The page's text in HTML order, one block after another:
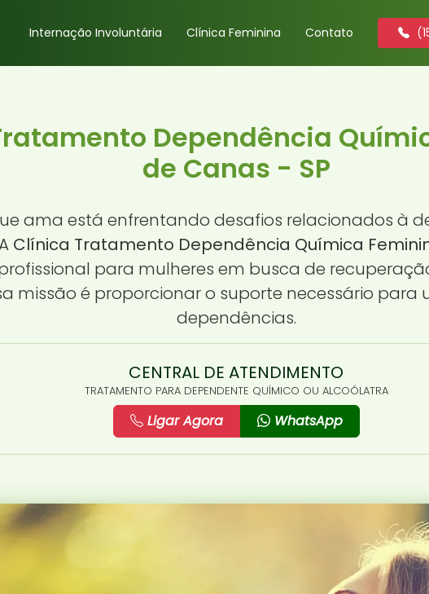
Internação Involuntária Clínica Feminina Contato
Dependência
de Canas - SP
ama está enfrentando desafios relacionados à
Clínica Tratamento Dependência Química
para mulheres em busca de
missão é proporcionar o suporte necessário para
dependências.
CENTRAL DE ATENDIMENTO
TRATAMENTO PARA DEPENDENTE QUÍMICO OU ALCOÓLATRA
Ligar Agora WhatsApp